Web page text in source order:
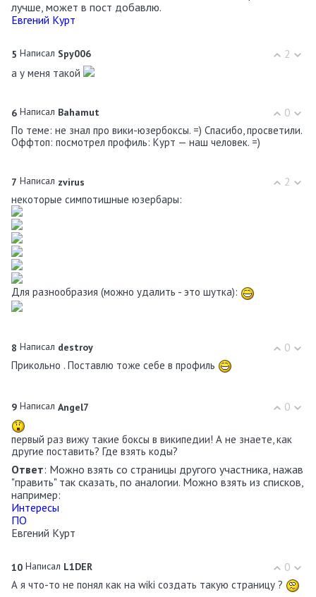
лучше, может в пост добавлю.
Евгений Курт
2
5 Написал Spy006
а у меня такой
0
6 Написал Bahamut
По теме: не знал про вики-юзербоксы. =) Спасибо, просветили.
Оффтоп: посмотрел профиль: Курт — наш человек. =)
2
7 Написал zvirus
некоторые симпотишные юзербары:
Для разнообразия (можно удалить - это шутка):
0
8 Написал destroy
Прикольно . Поставлю тоже себе в профиль
0
9 Написал Angel7
первый раз вижу такие боксы в википедии! А не знаете, как
другие поставить? Где взять коды?
Ответ: Можно взять со страницы другого участника, нажав
"править" так сказать, по аналогии. Можно взять из списков,
например:
Интересы
ПО
Евгений Курт
0
10 Написал L1DER
А я что-то не понял как на wiki создать такую страницу ?